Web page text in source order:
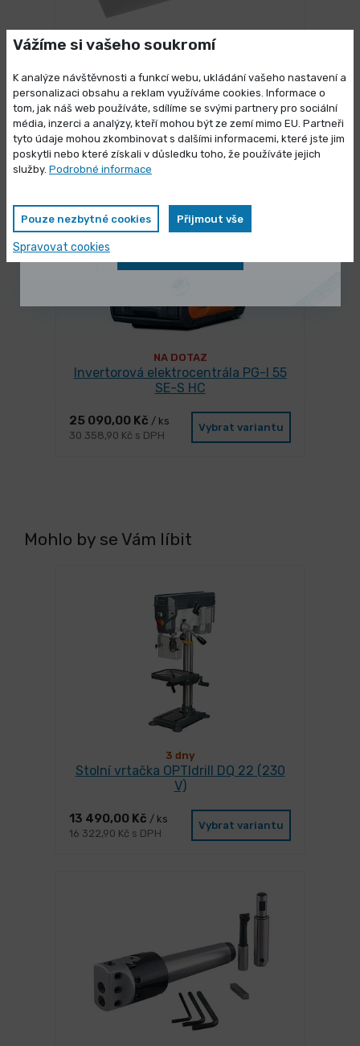
3 dny
250x130x30
76,25 Kč / ks
92,26 Kč s DPH
Vybrat variantu
NA DOTAZ
Invertorová elektrocentrála PG-I 55
SE-S HC
25 090,00 Kč / ks
30 358,90 Kč s DPH
Vybrat variantu
Mohlo by se Vám líbit
3 dny
Stolní vrtačka OPTIdrill DQ 22 (230
V)
13 490,00 Kč / ks
16 322,90 Kč s DPH
Vybrat variantu
Vážíme si vašeho soukromí
K analýze návštěvnosti a funkcí webu, ukládání vašeho nastavení a
personalizaci obsahu a reklam využíváme cookies. Informace o
tom, jak náš web používáte, sdílíme se svými partnery pro sociální
média, inzerci a analýzy, kteří mohou být ze zemí mimo EU. Partneři
tyto údaje mohou zkombinovat s dalšími informacemi, které jste jim
poskytli nebo které získali v důsledku toho, že používáte jejich
služby. Podrobné informace
Pouze nezbytné cookies Přijmout vše
Spravovat cookies
Výprodej skladových zásob
Vybrané produkty nyní pořídíte za